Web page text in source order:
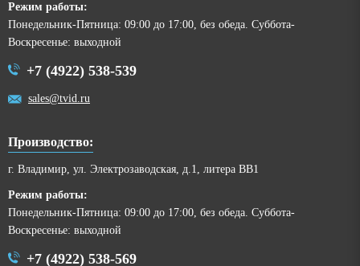
Режим работы:
Понедельник-Пятница: 09:00 до 17:00, без обеда. Суббота-
Воскресенье: выходной
+7 (4922) 538-539
sales@tvid.ru
Производство:
г. Владимир, ул. Электрозаводская, д.1, литера ВВ1
Режим работы:
Понедельник-Пятница: 09:00 до 17:00, без обеда. Суббота-
Воскресенье: выходной
+7 (4922) 538-569